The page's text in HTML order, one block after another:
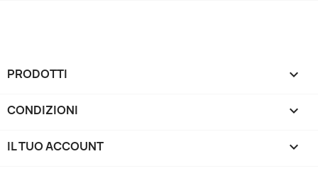
PRODOTTI 
CONDIZIONI 
IL TUO ACCOUNT 